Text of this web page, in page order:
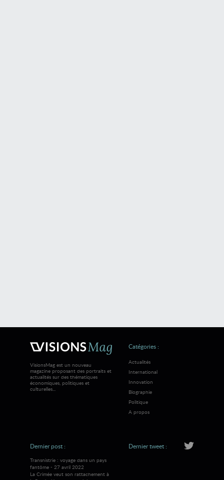
VisionsMag est un nouveau
magazine proposant des portraits et
actualités sur des thématiques
économiques, politiques et
culturelles...
Catégories :
Actualités
International
Innovation
Biographie
Politique
A propos
Dernier post :
Transnistrie : voyage dans un pays
fantôme - 27 avril 2022
La Crimée veut son rattachement à
Dernier tweet :